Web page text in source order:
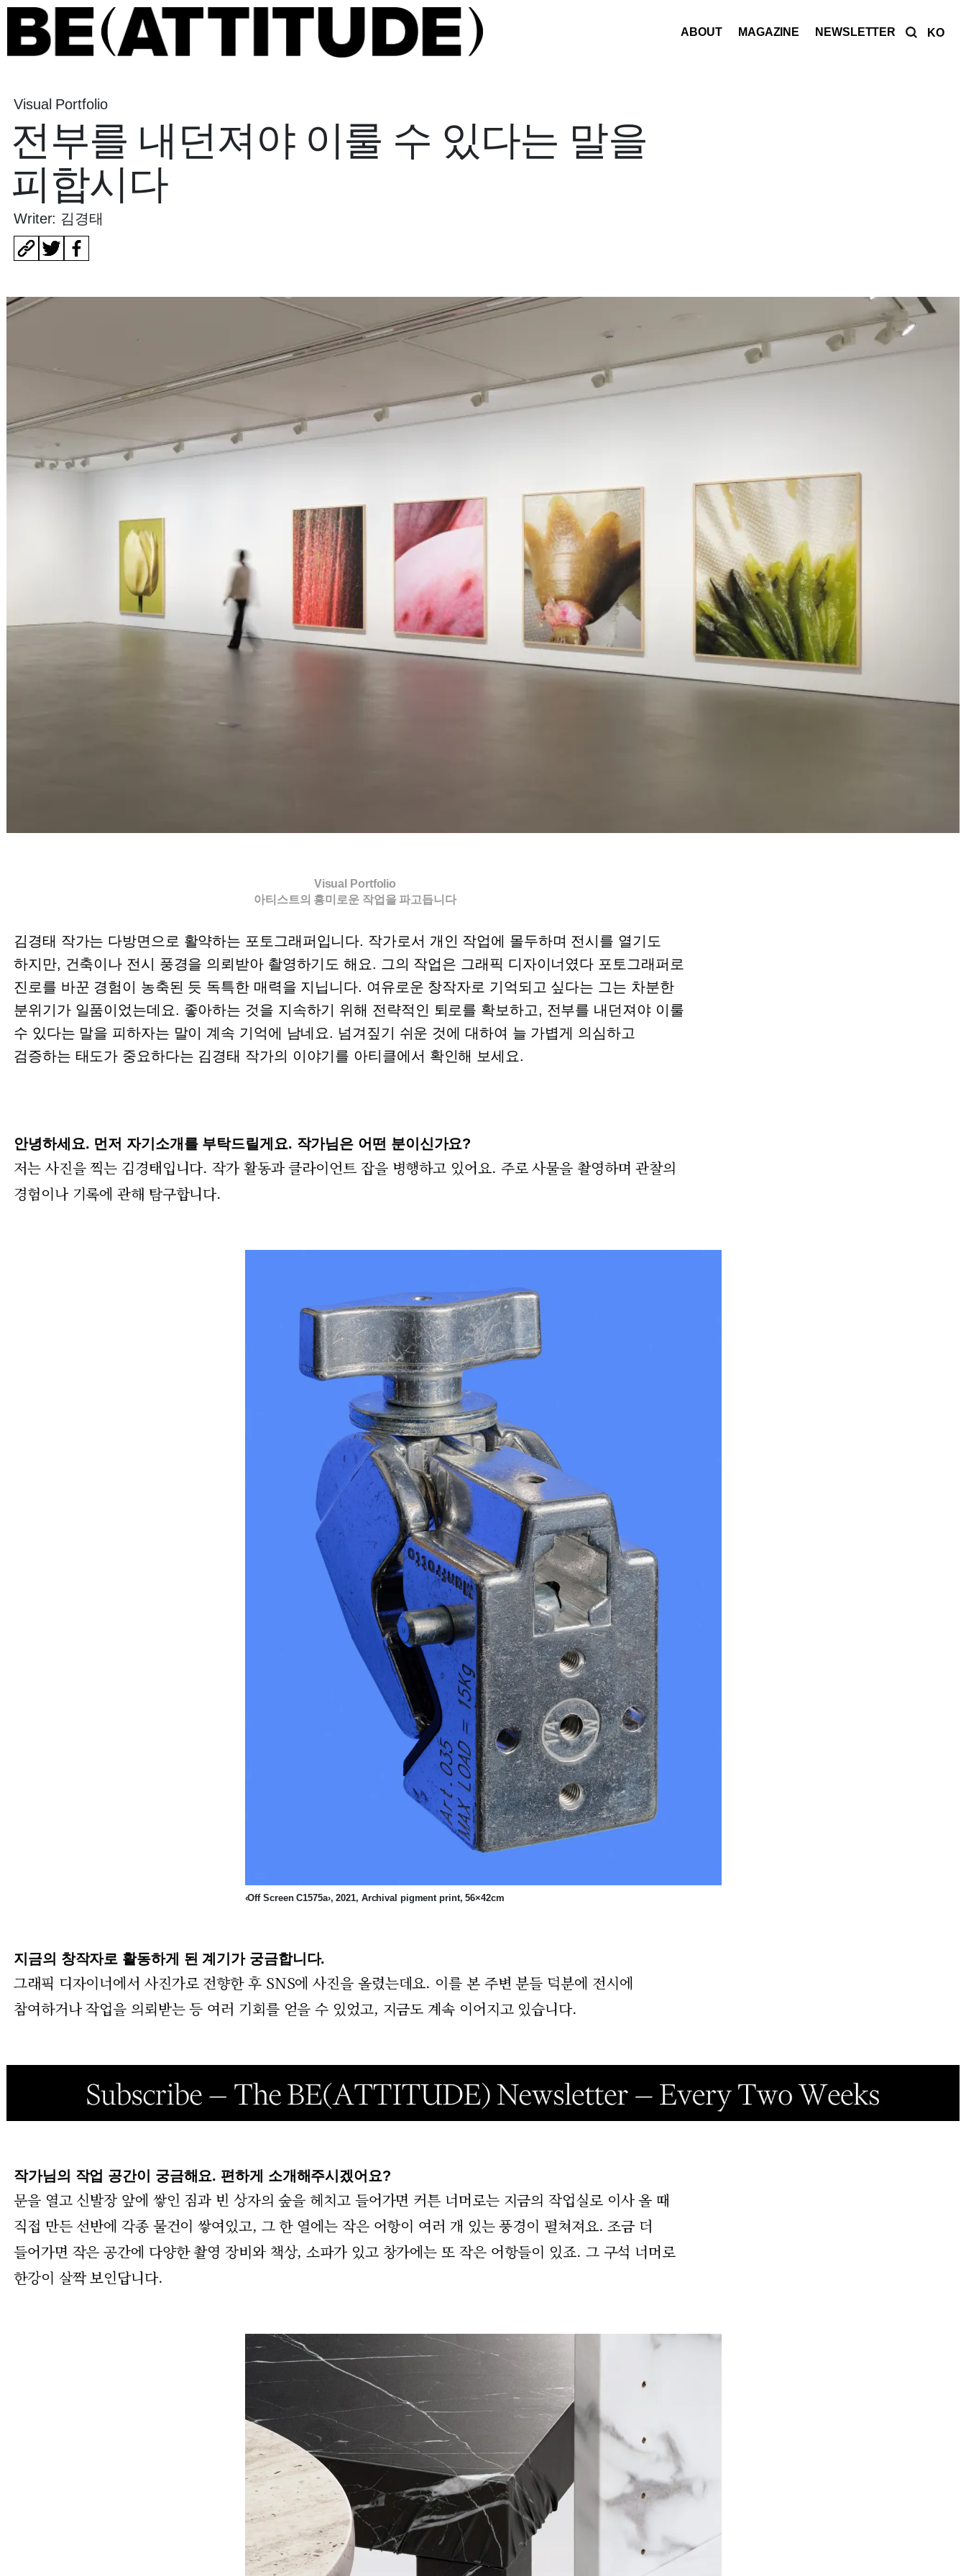
ABOUT MAGAZINE NEWSLETTER KO
Visual Portfolio
전부를 내던져야 이룰 수 있다는 말을
피합시다
Writer: 김경태
Visual Portfolio
아티스트의 흥미로운 작업을 파고듭니다
김경태 작가는 다방면으로 활약하는 포토그래퍼입니다. 작가로서 개인 작업에 몰두하며 전시를 열기도
하지만, 건축이나 전시 풍경을 의뢰받아 촬영하기도 해요. 그의 작업은 그래픽 디자이너였다 포토그래퍼로
진로를 바꾼 경험이 농축된 듯 독특한 매력을 지닙니다. 여유로운 창작자로 기억되고 싶다는 그는 차분한
분위기가 일품이었는데요. 좋아하는 것을 지속하기 위해 전략적인 퇴로를 확보하고, 전부를 내던져야 이룰
수 있다는 말을 피하자는 말이 계속 기억에 남네요. 넘겨짚기 쉬운 것에 대하여 늘 가볍게 의심하고
검증하는 태도가 중요하다는 김경태 작가의 이야기를 아티클에서 확인해 보세요.
안녕하세요. 먼저 자기소개를 부탁드릴게요. 작가님은 어떤 분이신가요?
저는 사진을 찍는 김경태입니다. 작가 활동과 클라이언트 잡을 병행하고 있어요. 주로 사물을 촬영하며 관찰의
경험이나 기록에 관해 탐구합니다.
‹Off Screen C1575a›, 2021, Archival pigment print, 56×42cm
지금의 창작자로 활동하게 된 계기가 궁금합니다.
그래픽 디자이너에서 사진가로 전향한 후 SNS에 사진을 올렸는데요. 이를 본 주변 분들 덕분에 전시에
참여하거나 작업을 의뢰받는 등 여러 기회를 얻을 수 있었고, 지금도 계속 이어지고 있습니다.
작가님의 작업 공간이 궁금해요. 편하게 소개해주시겠어요?
문을 열고 신발장 앞에 쌓인 짐과 빈 상자의 숲을 헤치고 들어가면 커튼 너머로는 지금의 작업실로 이사 올 때
직접 만든 선반에 각종 물건이 쌓여있고, 그 한 열에는 작은 어항이 여러 개 있는 풍경이 펼쳐져요. 조금 더
들어가면 작은 공간에 다양한 촬영 장비와 책상, 소파가 있고 창가에는 또 작은 어항들이 있죠. 그 구석 너머로
한강이 살짝 보인답니다.